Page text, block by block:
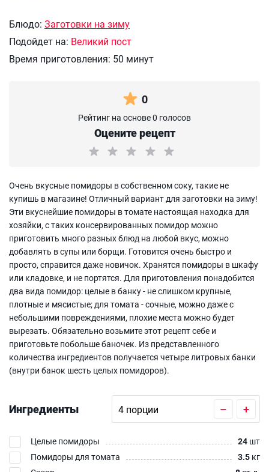
Блюдо: Заготовки на зиму
Подойдет на: Великий пост
Время приготовления: 50 минут
0
Рейтинг на основе 0 голосов
Оцените рецепт
Очень вкусные помидоры в собственном соку, такие не
купишь в магазине! Отличный вариант для заготовки на зиму!
Эти вкуснейшие помидоры в томате настоящая находка для
хозяйки, с таких консервированных помидор можно
приготовить много разных блюд на любой вкус, можно
добавлять в супы или борщи. Готовится очень быстро и
просто, справится даже новичок. Хранятся помидоры в шкафу
или кладовке, и не портятся. Для приготовления понадобится
два вида помидор: целые в банку - не слишком крупные,
плотные и мясистые; для томата - сочные, можно даже с
небольшими повреждениями, плохие места можно будет
вырезать. Обязательно возьмите этот рецепт себе и
приготовьте побольше баночек. Из представленного
количества ингредиентов получается четыре литровых банки
(внутри банок шесть целых помидоров).
Ингредиенты – +
Целые помидоры 24 шт
Помидоры для томата
3.5 кг